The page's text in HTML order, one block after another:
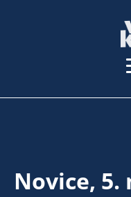
Novice, 5.